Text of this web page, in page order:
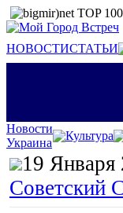
НОВОСТИСТАТЬИ
Новости
Украина
Культура
19 Января
Советский